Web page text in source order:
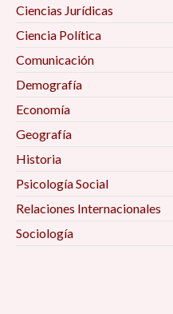
Ciencias Jurídicas
Ciencia Política
Comunicación
Demografía
Economía
Geografía
Historia
Psicología Social
Relaciones Internacionales
Sociología